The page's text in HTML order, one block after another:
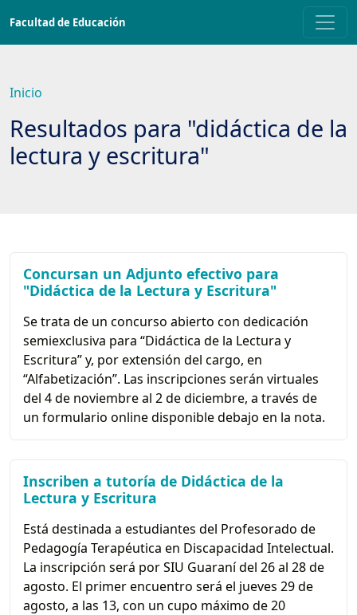
contenido
Facultad de Educación
Inicio
Resultados para "didáctica de la
lectura y escritura"
Concursan un Adjunto efectivo para
"Didáctica de la Lectura y Escritura"
Se trata de un concurso abierto con dedicación
semiexclusiva para “Didáctica de la Lectura y
Escritura” y, por extensión del cargo, en
“Alfabetización”. Las inscripciones serán virtuales
del 4 de noviembre al 2 de diciembre, a través de
un formulario online disponible debajo en la nota.
Inscriben a tutoría de Didáctica de la
Lectura y Escritura
Está destinada a estudiantes del Profesorado de
Pedagogía Terapéutica en Discapacidad Intelectual.
La inscripción será por SIU Guaraní del 26 al 28 de
agosto. El primer encuentro será el jueves 29 de
agosto, a las 13, con un cupo máximo de 20